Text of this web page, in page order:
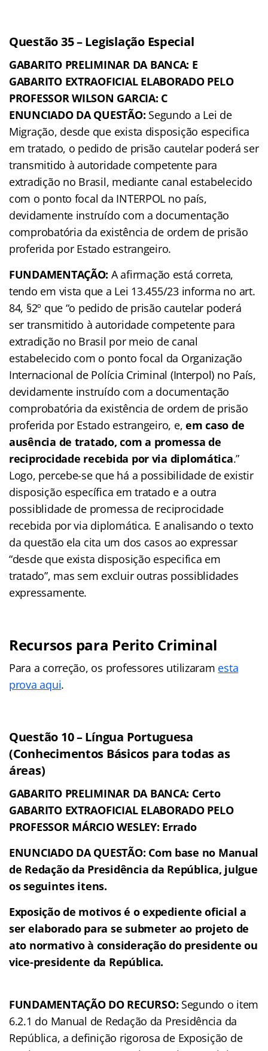
Questão 35 – Legislação Especial
GABARITO PRELIMINAR DA BANCA: E
GABARITO EXTRAOFICIAL ELABORADO PELO
PROFESSOR WILSON GARCIA: C
ENUNCIADO DA QUESTÃO: Segundo a Lei de
Migração, desde que exista disposição especifica
em tratado, o pedido de prisão cautelar poderá ser
transmitido à autoridade competente para
extradição no Brasil, mediante canal estabelecido
com o ponto focal da INTERPOL no país,
devidamente instruído com a documentação
comprobatória da existência de ordem de prisão
proferida por Estado estrangeiro.
FUNDAMENTAÇÃO: A afirmação está correta,
tendo em vista que a Lei 13.455/23 informa no art.
84, §2º que “o pedido de prisão cautelar poderá
ser transmitido à autoridade competente para
extradição no Brasil por meio de canal
estabelecido com o ponto focal da Organização
Internacional de Polícia Criminal (Interpol) no País,
devidamente instruído com a documentação
comprobatória da existência de ordem de prisão
proferida por Estado estrangeiro, e,em caso de
ausência de tratado, com a promessa de
reciprocidade recebida por via diplomática.”
Logo, percebe-se que há a possibilidade de existir
disposição específica em tratado e a outra
possiblidade de promessa de reciprocidade
recebida por via diplomática. E analisando o texto
da questão ela cita um dos casos ao expressar
“desde que exista disposição especifica em
tratado”, mas sem excluir outras possiblidades
expressamente.
Recursos para Perito Criminal
Para a correção, os professores utilizaram esta
prova aqui.
Questão 10 – Língua Portuguesa
(Conhecimentos Básicos para todas as
áreas)
GABARITO PRELIMINAR DA BANCA: Certo
GABARITO EXTRAOFICIAL ELABORADO PELO
PROFESSOR MÁRCIO WESLEY: Errado
ENUNCIADO DA QUESTÃO: Com base no Manual
de Redação da Presidência da República, julgue
os seguintes itens.
Exposição de motivos é o expediente oficial a
ser elaborado para se submeter ao projeto de
ato normativo à consideração do presidente ou
vice-presidente da República.
FUNDAMENTAÇÃO DO RECURSO: Segundo o item
6.2.1 do Manual de Redação da Presidência da
República, a definição rigorosa de Exposição de